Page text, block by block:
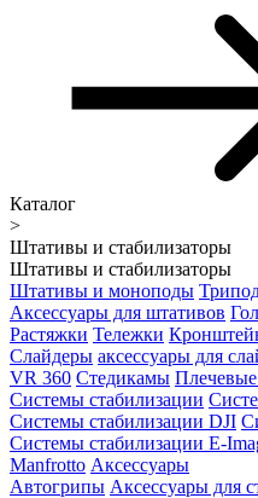
Каталог
>
Штативы и стабилизаторы
Штативы и стабилизаторы
Штативы и моноподы
Аксессуары для штативов
Растяжки Тележки
Слайдеры аксессуары для
VR 360 Стедикамы
Системы стабилизации
Системы стабилизации DJI
Системы стабилизации E-
Manfrotto Аксессуары
Автогрипы Аксессуары для